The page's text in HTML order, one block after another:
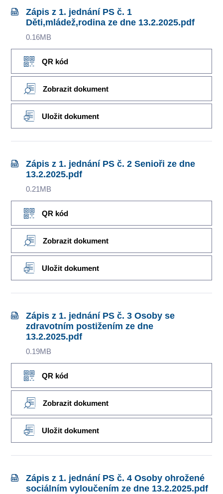
Zápis z 1. jednání PS č. 1
Děti,mládež,rodina ze dne 13.2.2025.pdf
0.16MB
QR kód
Zobrazit dokument
Uložit dokument
Zápis z 1. jednání PS č. 2 Senioři ze dne
13.2.2025.pdf
0.21MB
QR kód
Zobrazit dokument
Uložit dokument
Zápis z 1. jednání PS č. 3 Osoby se
zdravotním postižením ze dne
13.2.2025.pdf
0.19MB
QR kód
Zobrazit dokument
Uložit dokument
Zápis z 1. jednání PS č. 4 Osoby ohrožené
sociálním vyloučením ze dne 13.2.2025.pdf